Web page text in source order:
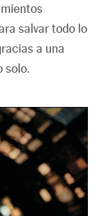
salvar todo lo
a una
solo.